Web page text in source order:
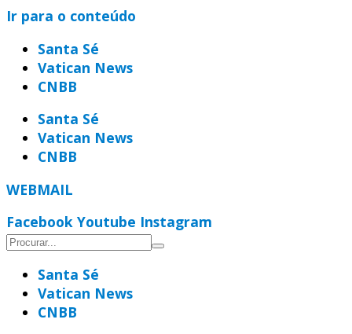
Ir para o conteúdo
Santa Sé
Vatican News
CNBB
Santa Sé
Vatican News
CNBB
WEBMAIL
Facebook Youtube Instagram
Santa Sé
Vatican News
CNBB